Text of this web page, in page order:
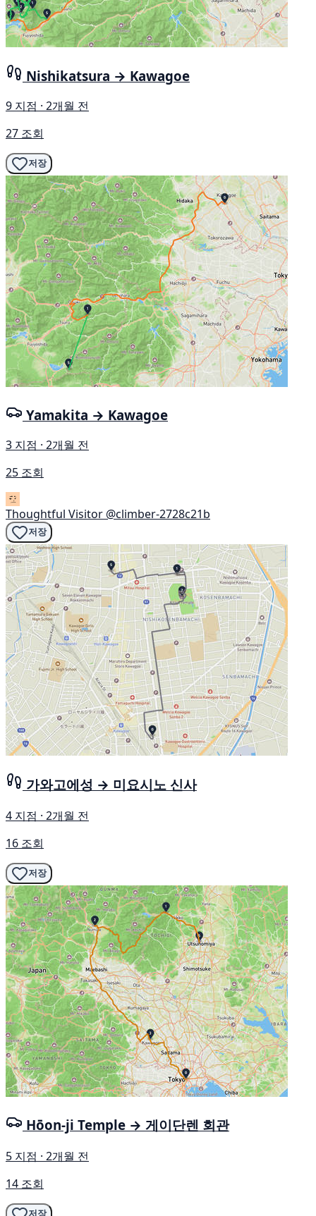
Nishikatsura → Kawagoe
9 지점 · 2개월 전
27 조회
저장
Yamakita → Kawagoe
3 지점 · 2개월 전
25 조회
Thoughtful Visitor @climber-2728c21b
저장
가와고에성 → 미요시노 신사
4 지점 · 2개월 전
16 조회
저장
Hōon-ji Temple → 게이단렌 회관
5 지점 · 2개월 전
14 조회
저장